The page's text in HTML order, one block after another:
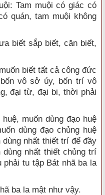
Tam muội có giác có
quán, tam muội không
biết sắp biết, căn biết,
biết tất cả công đức
vô sở úy, bốn trí vô
đại từ, đại bi, thời phải
muốn dùng đạo huệ
dùng đạo chủng huệ
nhất thiết trí để đầy
nhất thiết chủng trí
tu tập Bát nhã ba la
ba la mật như vậy.